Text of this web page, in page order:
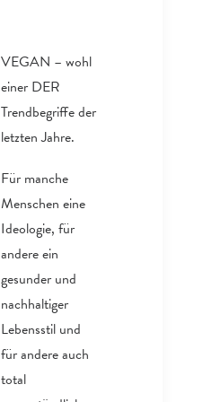
VEGAN – wohl
einer DER
Trendbegriffe der
letzten Jahre.
Für manche
Menschen eine
Ideologie, für
andere ein
gesunder und
nachhaltiger
Lebensstil und
für andere auch
total